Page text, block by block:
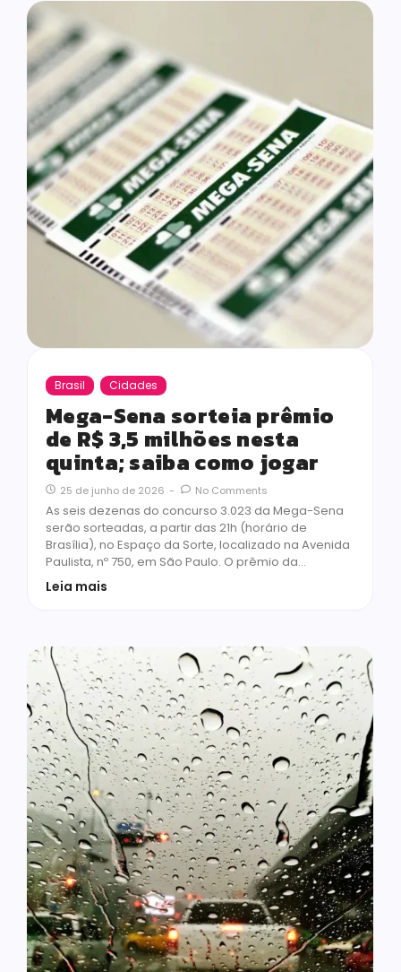
Brasil Cidades
Mega-Sena sorteia prêmio
de R$ 3,5 milhões nesta
quinta; saiba como jogar
25 de junho de 2026 - No Comments
As seis dezenas do concurso 3.023 da Mega-Sena
serão sorteadas, a partir das 21h (horário de
Brasília), no Espaço da Sorte, localizado na Avenida
Paulista, nº 750, em São Paulo. O prêmio da…
Leia mais